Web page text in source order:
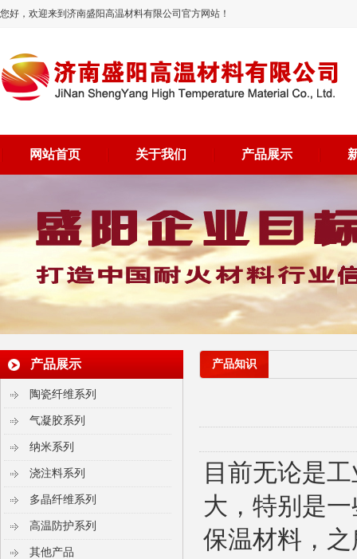
您好，欢迎来到济南盛阳高温材料有限公司官方网站！
网站首页 关于我们 产品展示
产品展示
陶瓷纤维系列
气凝胶系列
纳米系列
浇注料系列
多晶纤维系列
高温防护系列
其他产品
气凝胶毡
产品知识
目前无论是
大，特别是
保温材料，